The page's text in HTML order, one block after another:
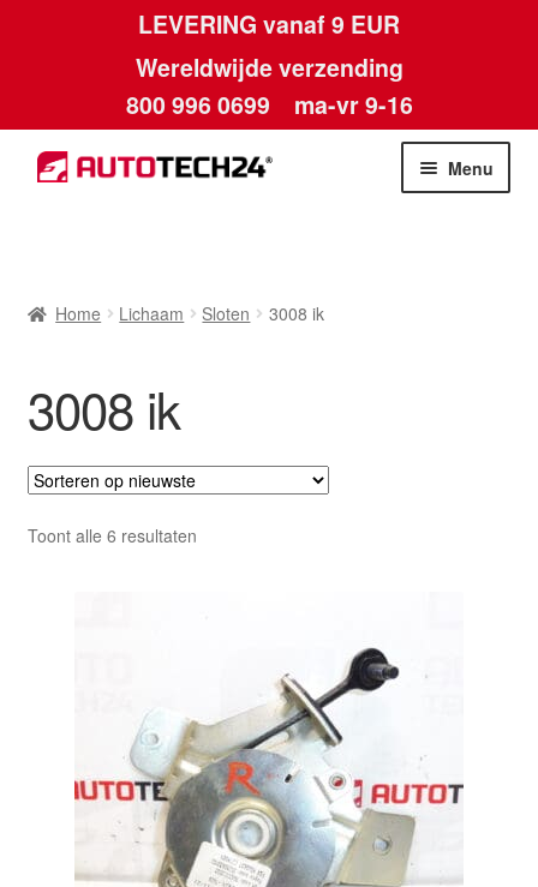
LEVERING vanaf 9 EUR
Wereldwijde verzending
800 996 0699 ma-vr 9-16
Ga
door
Ga
naar
Menu
Betalingen
Contact
Mijn account
Over ons
Home Lichaam Sloten 3008 ik
3008 ik
Toont alle 6 resultatenGesorteerd